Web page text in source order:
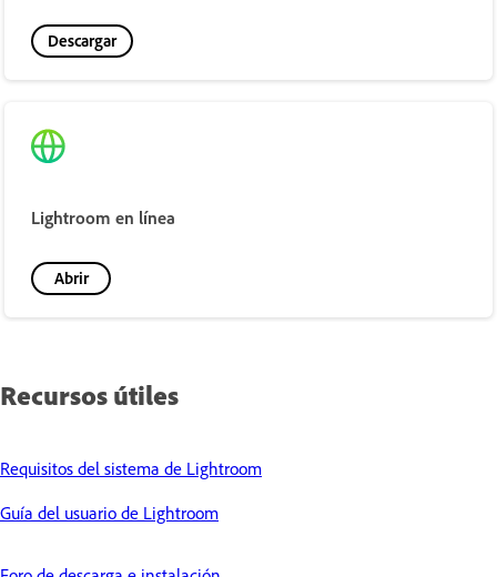
Descargar
Lightroom en línea
Abrir
Recursos útiles
Requisitos del sistema de Lightroom
Guía del usuario de Lightroom